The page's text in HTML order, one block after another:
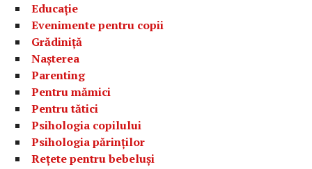
Educație
Evenimente pentru copii
Grădiniță
Nașterea
Parenting
Pentru mămici
Pentru tătici
Psihologia copilului
Psihologia părinților
Rețete pentru bebeluși